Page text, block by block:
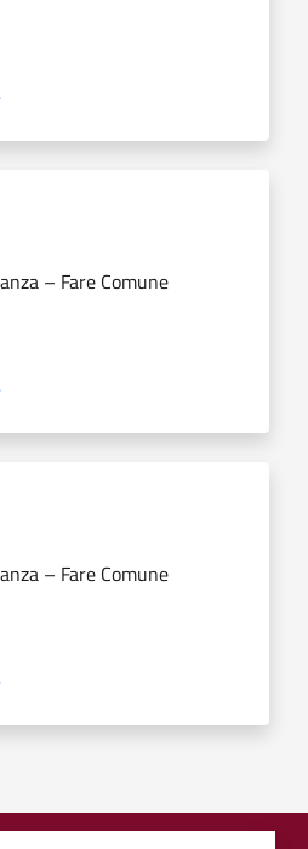
– Fare Comune
– Fare Comune